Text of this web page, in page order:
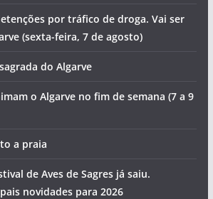
por tráfico de droga. Vai ser
(sexta-feira, 7 de agosto)
do Algarve
o Algarve no fim de semana (7 a 9
a praia
de Aves de Sagres já saiu.
novidades para 2026